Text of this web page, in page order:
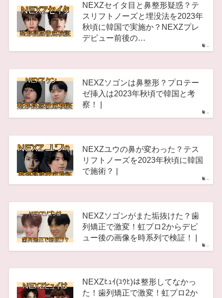
–
NEXZセイタ目と鼻整形疑惑？テ
スリフトノーズと埋没法を2023年
秋頃に韓国で実施か？NEXZプレ
デビュー前後の…
–
NEXZソゴンは鼻整形？プロテー
ゼ挿入は2023年秋頃で韓国と考
察！ |
–
NEXZユウの鼻が変わった？テス
リフトノーズを2023年秋頃に韓国
で施術？ |
–
NEXZソゴンがまた垢抜けた？歯
列矯正で激変！虹プロ2からデビ
ュー後の画像を時系列で検証！ |
NEXZﾋｭｲ(ﾕｳﾋ)は整形してなかっ
た！歯列矯正で激変！虹プロ2か